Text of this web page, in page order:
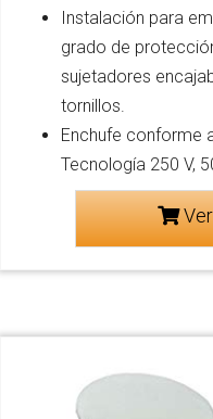
Instalación para
grado de
sujetadores
tornillos.
Enchufe conforme
Tecnología 250 V,